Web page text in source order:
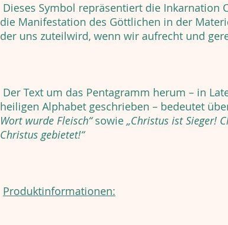
Dieses Symbol repräsentiert die Inkarnation
die Manifestation des Göttlichen in der
der uns zuteilwird, wenn wir aufrecht und
Der Text um das Pentagramm herum – in
heiligen Alphabet geschrieben – bedeutet
Wort wurde Fleisch“sowie „Christus ist Sieger!
Christus gebietet!“
Produktinformationen: